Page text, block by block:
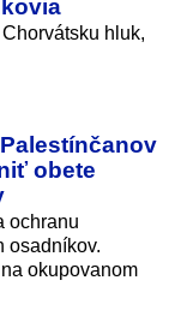
hluk,
obete
ochranu
osadníkov.
okupovanom